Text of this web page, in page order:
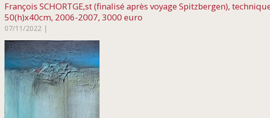
François SCHORTGE,st (finalisé après voyage Spitzbergen),
50(h)x40cm, 2006-2007, 3000 euro
07/11/2022 |